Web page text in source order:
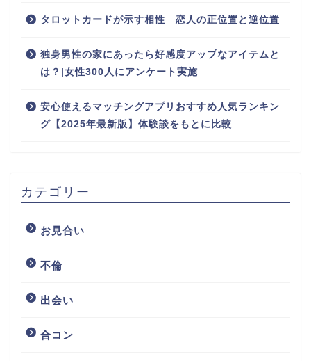
タロットカードが示す相性 恋人の正位置と逆位置
独身男性の家にあったら好感度アップなアイテムと
は？|女性300人にアンケート実施
安心使えるマッチングアプリおすすめ人気ランキン
グ【2025年最新版】体験談をもとに比較
カテゴリー
お見合い
不倫
出会い
合コン